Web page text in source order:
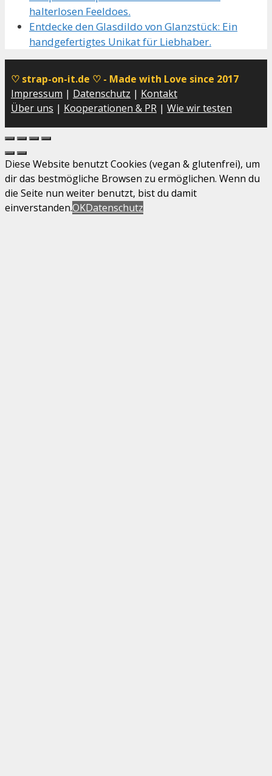
halterlosen Feeldoes.
Entdecke den Glasdildo von Glanzstück: Ein
handgefertigtes Unikat für Liebhaber.
♡ strap-on-it.de ♡ - Made with Love since 2017
Impressum | Datenschutz | Kontakt
Über uns | Kooperationen & PR | Wie wir testen
Diese Website benutzt Cookies (vegan & glutenfrei), um
dir das bestmögliche Browsen zu ermöglichen. Wenn du
die Seite nun weiter benutzt, bist du damit
einverstanden.OKDatenschutz